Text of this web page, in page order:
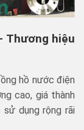
Thương hiệu
hồ nước điện
cao, giá thành
dụng rộng rãi